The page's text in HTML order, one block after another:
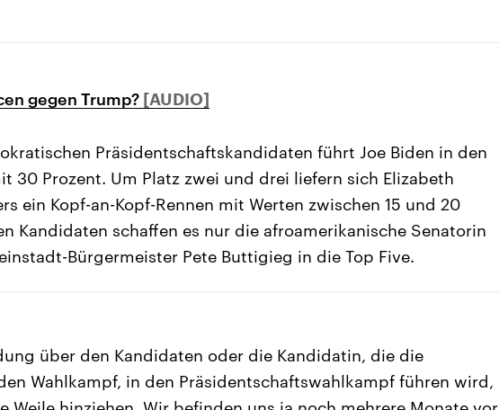
gegen Trump?
Präsidentschaftskandidaten führt Joe Biden in den
30 Prozent. Um Platz zwei und drei liefern sich Elizabeth
ein Kopf-an-Kopf-Rennen mit Werten zwischen 15 und 20
Kandidaten schaffen es nur die afroamerikanische Senatorin
Bürgermeister Pete Buttigieg in die Top Five.
über den Kandidaten oder die Kandidatin, die die
Wahlkampf, in den Präsidentschaftswahlkampf führen wird,